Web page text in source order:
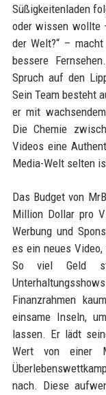
Süßigkeitenladen
oder wissen wollte
der Welt?“ –
bessere
Spruch auf den
Sein Team besteht
er mit
Die Chemie
Videos eine
Media-Welt selten
Das Budget von
Million Dollar pro
Werbung und
es ein neues
So viel Geld
Finanzrahmen
einsame Inseln,
lassen. Er lädt
Wert von einer
nach. Diese